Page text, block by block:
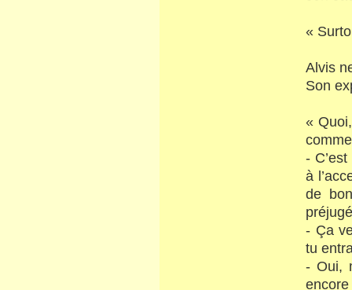
«
Alvis
Son
«
-
à
de
- Ça
tu
- Oui,